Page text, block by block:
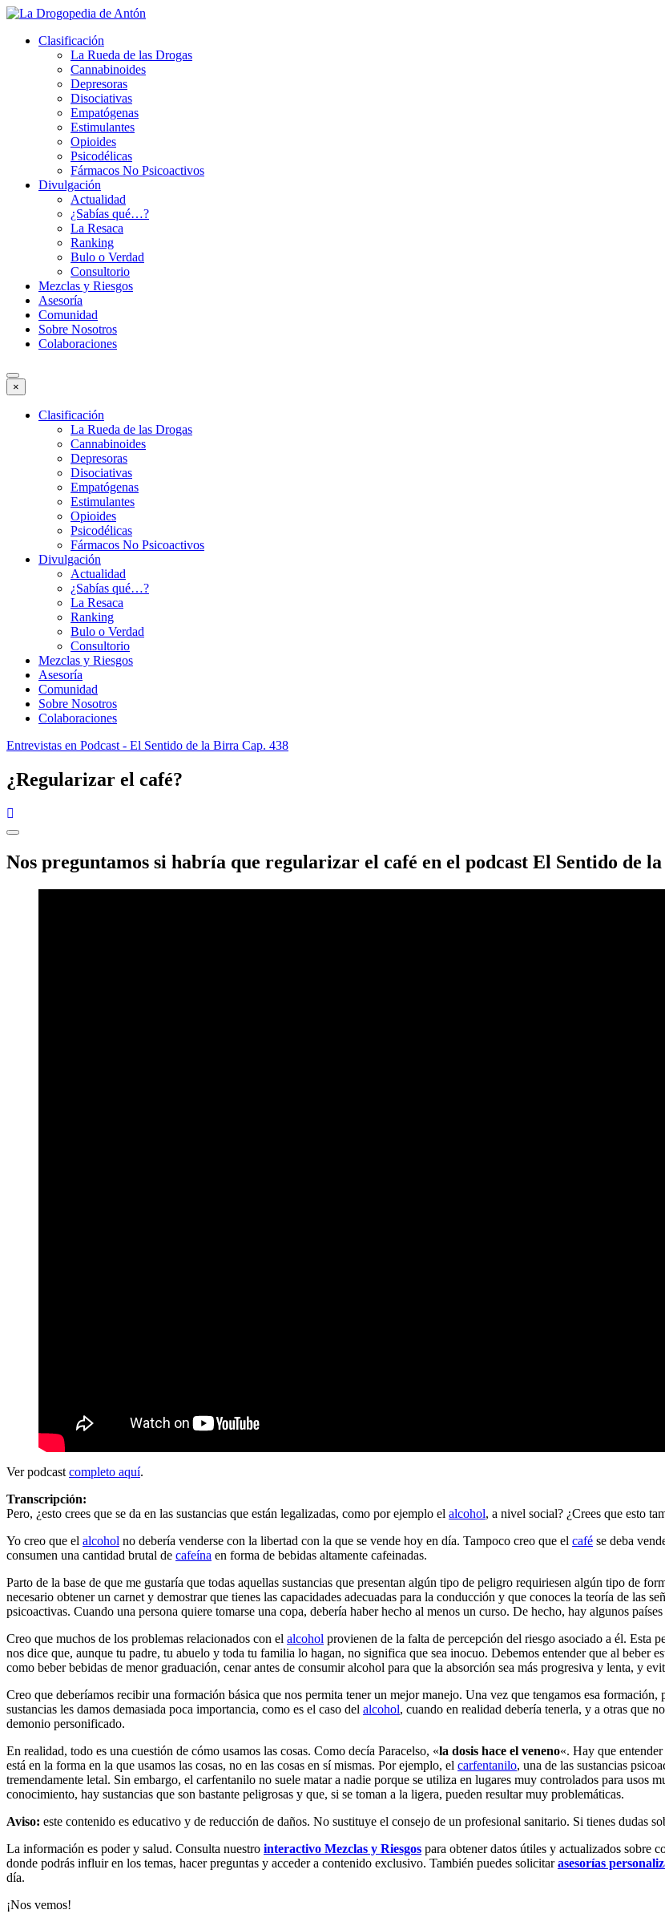
Saltar
contenidoClasificación
La Rueda de las Drogas
Cannabinoides
Depresoras
Disociativas
Empatógenas
Estimulantes
Opioides
Psicodélicas
Fármacos No Psicoactivos
Divulgación
Actualidad
¿Sabías qué…?
La Resaca
Ranking
Bulo o Verdad
Consultorio
Mezclas y Riesgos
Asesoría
Comunidad
Sobre Nosotros
Colaboraciones
×
Clasificación
La Rueda de las Drogas
Cannabinoides
Depresoras
Disociativas
Empatógenas
Estimulantes
Opioides
Psicodélicas
Fármacos No Psicoactivos
Divulgación
Actualidad
¿Sabías qué…?
La Resaca
Ranking
Bulo o Verdad
Consultorio
Mezclas y Riesgos
Asesoría
Comunidad
Sobre Nosotros
Colaboraciones
Entrevistas en Podcast - El Sentido de la Birra Cap. 438
¿Regularizar el café?
Nos preguntamos si habría que regularizar el café en el podcast El Sentido de
Ver podcast completo aquí.
Transcripción:
Pero, ¿esto crees que se da en las sustancias que están legalizadas, como por ejemplo el alcohol, a nivel social? ¿Crees que esto
Yo creo que el alcohol no debería venderse con la libertad con la que se vende hoy en día. Tampoco creo que el café se deba
consumen una cantidad brutal de cafeína en forma de bebidas altamente cafeinadas.
Parto de la base de que me gustaría que todas aquellas sustancias que presentan algún tipo de peligro requiriesen algún tipo de
necesario obtener un carnet y demostrar que tienes las capacidades adecuadas para la conducción y que conoces la teoría de las
psicoactivas. Cuando una persona quiere tomarse una copa, debería haber hecho al menos un curso. De hecho, hay algunos
Creo que muchos de los problemas relacionados con el alcohol provienen de la falta de percepción del riesgo asociado a él. Esta
nos dice que, aunque tu padre, tu abuelo y toda tu familia lo hagan, no significa que sea inocuo. Debemos entender que al beber
como beber bebidas de menor graduación, cenar antes de consumir alcohol para que la absorción sea más progresiva y lenta, y
Creo que deberíamos recibir una formación básica que nos permita tener un mejor manejo. Una vez que tengamos esa
sustancias les damos demasiada poca importancia, como es el caso del alcohol, cuando en realidad debería tenerla, y a otras que
demonio personificado.
En realidad, todo es una cuestión de cómo usamos las cosas. Como decía Paracelso, «la dosis hace el veneno«. Hay que
está en la forma en la que usamos las cosas, no en las cosas en sí mismas. Por ejemplo, el carfentanilo, una de las sustancias
tremendamente letal. Sin embargo, el carfentanilo no suele matar a nadie porque se utiliza en lugares muy controlados para usos
conocimiento, hay sustancias que son bastante peligrosas y que, si se toman a la ligera, pueden resultar muy problemáticas.
Aviso: este contenido es educativo y de reducción de daños. No sustituye el consejo de un profesional sanitario. Si tienes dudas
La información es poder y salud. Consulta nuestro interactivo Mezclas y Riesgos para obtener datos útiles y actualizados sobre
donde podrás influir en los temas, hacer preguntas y acceder a contenido exclusivo. También puedes solicitarasesorías
día.
¡Nos vemos!